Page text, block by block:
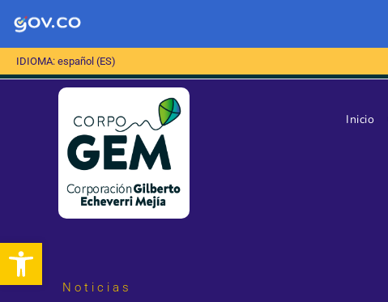
Abrir barra de herramientas
IDIOMA: español (ES)
Inicio
Noticias